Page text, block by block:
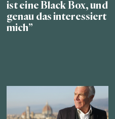
ist eine Black Box, und
genau das interessiert
mich”